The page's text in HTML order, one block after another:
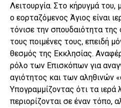
Λειτουργία. Στο κήρυγμά του,
ο εορταζόμενος Άγιος είναι
τόνισε την σπουδαιότητα
τους ποιμένες τους, επειδή
θεσμός της Εκκλησίας.
ρόλο των Επισκόπων για
αγιότητος και των αληθινών
Υπογραμμίζοντας ότι τα
περιορίζονται σε έναν τόπο,